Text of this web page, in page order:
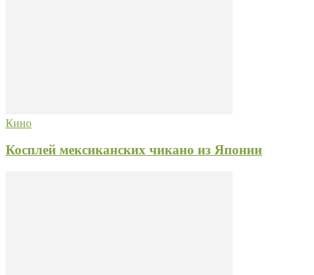
Кино
Косплей мексиканских чикано из Японии